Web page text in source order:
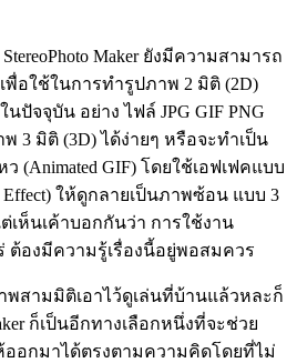
Maker ยังมีความสามารถ
เพื่อใช้ในการทำรูปภาพ 2 มิติ (2D)
ปัจจุบัน อย่าง ไฟล์ JPG GIF PNG
3 มิติ (3D) ได้ง่ายๆ หรือจะทำเป็น
(Animated GIF) โดยใช้เอฟเฟคแบบ
Effect) ให้ดูกลายเป็นภาพซ้อน แบบ 3
เห็นเค้าบอกกันว่า การใช้งาน
ต้องมีความรู้เรื่องนี้อยู่พอสมควร
สามมิติเอาไว้ดูเล่นที่บ้านแล้วหละก็
ก็เป็นอีกทางเลือกหนึ่งที่จะช่วย
อกมาได้ตรงตามความคิดโดยที่ไม่